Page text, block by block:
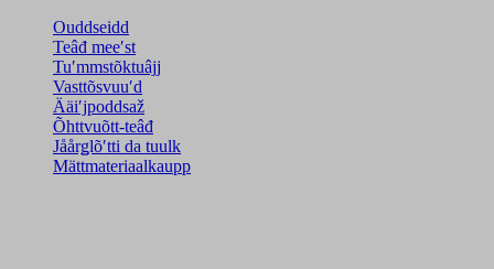
Ouddseidd
Teâđ meeʹst
Tuʹmmstõktuâjj
Vasttõsvuuʹd
Ääiʹjpoddsaž
Õhttvuõtt-teâđ
Jåårǥlõʹtti da tuulk
Mättmateriaalkaupp